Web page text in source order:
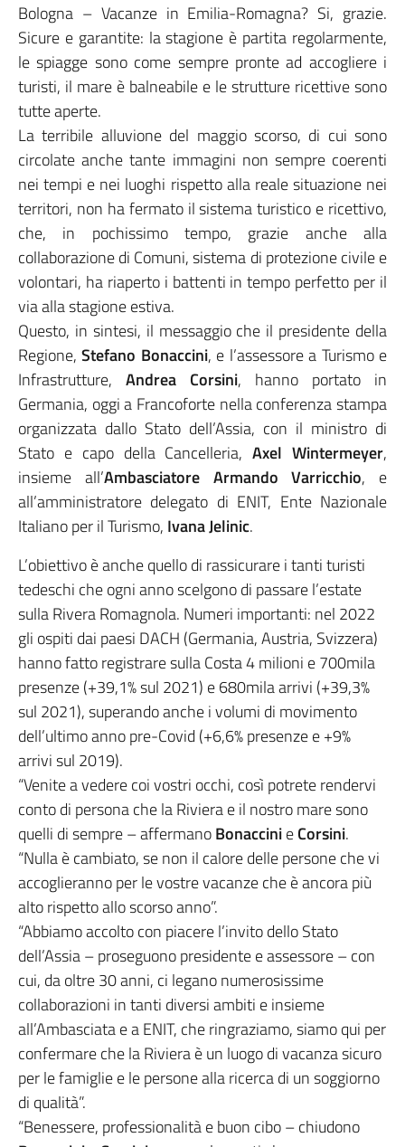
Bologna – Vacanze in Emilia-Romagna? Si, grazie.
Sicure e garantite: la stagione è partita regolarmente,
le spiagge sono come sempre pronte ad accogliere i
turisti, il mare è balneabile e le strutture ricettive sono
tutte aperte.
La terribile alluvione del maggio scorso, di cui sono
circolate anche tante immagini non sempre coerenti
nei tempi e nei luoghi rispetto alla reale situazione nei
territori, non ha fermato il sistema turistico e ricettivo,
che, in pochissimo tempo, grazie anche alla
collaborazione di Comuni, sistema di protezione civile e
volontari, ha riaperto i battenti in tempo perfetto per il
via alla stagione estiva.
Questo, in sintesi, il messaggio che il presidente della
Regione,Stefano Bonaccini, e l’assessore a Turismo e
Infrastrutture, Andrea Corsini, hanno portato in
Germania, oggi a Francoforte nella conferenza stampa
organizzata dallo Stato dell’Assia, con il ministro di
Stato e capo della Cancelleria,Axel Wintermeyer,
insieme all’Ambasciatore Armando Varricchio, e
all’amministratore delegato di ENIT, Ente Nazionale
Italiano per il Turismo, Ivana Jelinic.
L’obiettivo è anche quello di rassicurare i tanti turisti
tedeschi che ogni anno scelgono di passare l’estate
sulla Rivera Romagnola. Numeri importanti: nel 2022
gli ospiti dai paesi DACH (Germania, Austria, Svizzera)
hanno fatto registrare sulla Costa 4 milioni e 700mila
presenze (+39,1% sul 2021) e 680mila arrivi (+39,3%
sul 2021), superando anche i volumi di movimento
dell’ultimo anno pre-Covid (+6,6% presenze e +9%
arrivi sul 2019).
“Venite a vedere coi vostri occhi, così potrete rendervi
conto di persona che la Riviera e il nostro mare sono
quelli di sempre – affermanoBonaccinieCorsini.
“Nulla è cambiato, se non il calore delle persone che vi
accoglieranno per le vostre vacanze che è ancora più
alto rispetto allo scorso anno”.
“Abbiamo accolto con piacere l’invito dello Stato
dell’Assia – proseguono presidente e assessore – con
cui, da oltre 30 anni, ci legano numerosissime
collaborazioni in tanti diversi ambiti e insieme
all’Ambasciata e a ENIT, che ringraziamo, siamo qui per
confermare che la Riviera è un luogo di vacanza sicuro
per le famiglie e le persone alla ricerca di un soggiorno
di qualità”.
“Benessere, professionalità e buon cibo – chiudono